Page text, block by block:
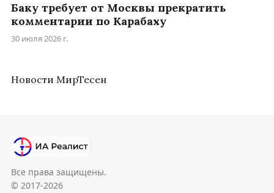
Баку требует от Москвы прекратить
комментарии по Карабаху
30 июля 2026 г.
Новости МирТесен
Все права защищены.
© 2017-2026